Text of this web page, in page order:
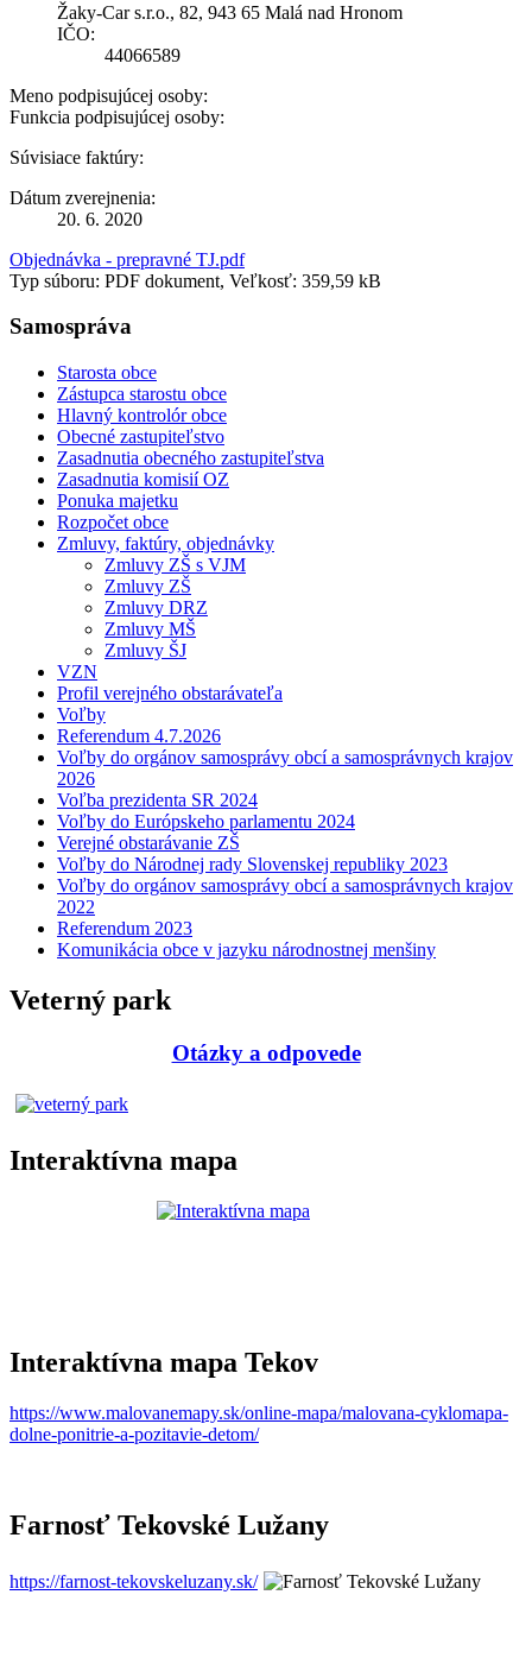
Žaky-Car s.r.o., 82, 943 65 Malá nad Hronom
IČO:
44066589
Meno podpisujúcej osoby:
Funkcia podpisujúcej osoby:
Súvisiace faktúry:
Dátum zverejnenia:
20. 6. 2020
Objednávka - prepravné TJ.pdf
Typ súboru: PDF dokument, Veľkosť: 359,59 kB
Samospráva
Starosta obce
Zástupca starostu obce
Hlavný kontrolór obce
Obecné zastupiteľstvo
Zasadnutia obecného zastupiteľstva
Zasadnutia komisií OZ
Ponuka majetku
Rozpočet obce
Zmluvy, faktúry, objednávky
Zmluvy ZŠ s VJM
Zmluvy ZŠ
Zmluvy DRZ
Zmluvy MŠ
Zmluvy ŠJ
VZN
Profil verejného obstarávateľa
Voľby
Referendum 4.7.2026
Voľby do orgánov samosprávy obcí a samosprávnych krajov
2026
Voľba prezidenta SR 2024
Voľby do Európskeho parlamentu 2024
Verejné obstarávanie ZŠ
Voľby do Národnej rady Slovenskej republiky 2023
Voľby do orgánov samosprávy obcí a samosprávnych krajov
2022
Referendum 2023
Komunikácia obce v jazyku národnostnej menšiny
Veterný park
Otázky a odpovede
Interaktívna mapa
Interaktívna mapa Tekov
https://www.malovanemapy.sk/online-mapa/malovana-cyklomapa-
dolne-ponitrie-a-pozitavie-detom/
Farnosť Tekovské Lužany
https://farnost-tekovskeluzany.sk/